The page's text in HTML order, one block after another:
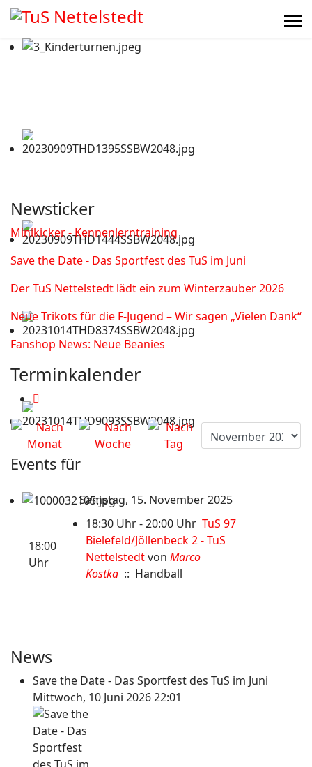
Newsticker
Minikicker - Kennenlerntraining
Save the Date - Das Sportfest des TuS im Juni
Der TuS Nettelstedt lädt ein zum Winterzauber 2026
Neue Trikots für die F-Jugend – Wir sagen „Vielen Dank“
Fanshop News: Neue Beanies
Terminkalender
Events für
Samstag, 15. November 2025
18:00
Uhr
18:30 Uhr - 20:00 Uhr TuS 97
Bielefeld/Jöllenbeck 2 - TuS
Nettelstedtvon Marco
Kostka :: Handball
News
Save the Date - Das Sportfest des TuS im Juni
Mittwoch, 10 Juni 2026 22:01